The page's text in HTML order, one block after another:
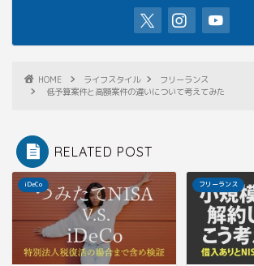
HOME ライフスタイル
フリーランス
低予算案件と高額案件の違いについて考えてみた
RELATED POST
iDeCo フリーランス